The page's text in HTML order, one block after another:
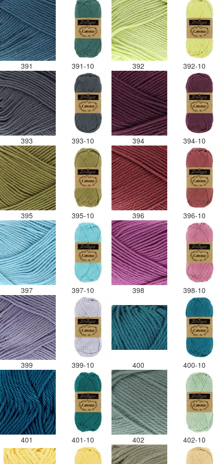
391 391-10 392 392-10
393 393-10 394 394-10
395 395-10 396 396-10
397 397-10 398 398-10
399 399-10 400 400-10
401 401-10 402 402-10